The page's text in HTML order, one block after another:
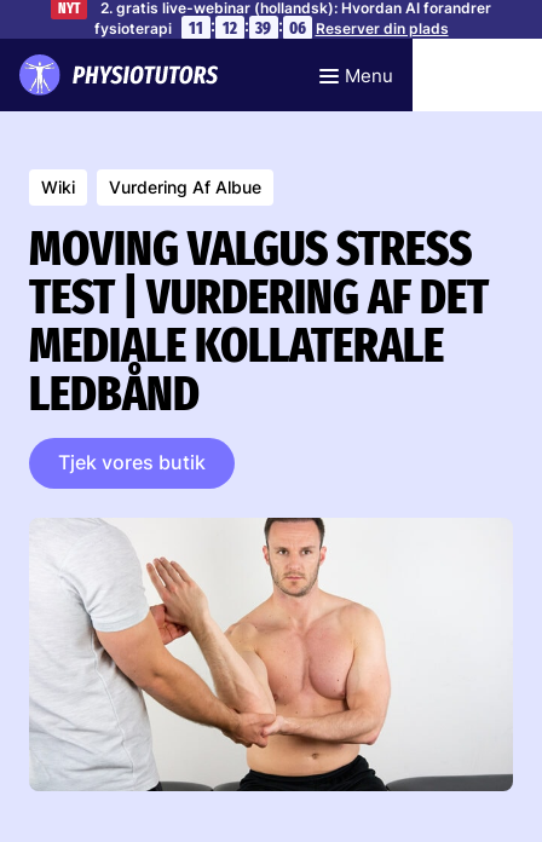
NYT
2. gratis live-webinar (hollandsk): Hvordan AI forandrer
fysioterapi
11 : 12 : 39 : 05 Reserver din plads
Menu
Wiki Vurdering Af Albue
MOVING VALGUS STRESS
TEST | VURDERING AF DET
MEDIALE KOLLATERALE
LEDBÅND
Tjek vores butik